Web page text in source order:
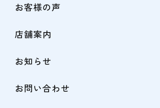
お客様の声
店舗案内
お知らせ
お問い合わせ